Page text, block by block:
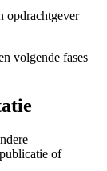
opdrachtgever
volgende fases
of